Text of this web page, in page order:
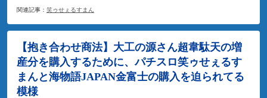
関連記事： 笑ゥせぇるすまん
【抱き合わせ商法】大工の源さん超韋駄天の増
産分を購入するために、パチスロ笑ゥせぇるす
まんと海物語JAPAN金富士の購入を迫られてる
模様